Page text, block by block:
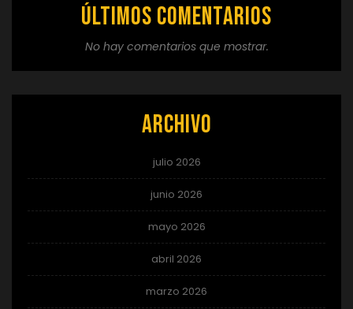
Últimos comentarios
No hay comentarios que mostrar.
Archivo
julio 2026
junio 2026
mayo 2026
abril 2026
marzo 2026